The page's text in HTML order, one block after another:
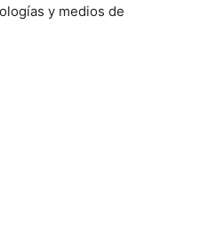
y medios de